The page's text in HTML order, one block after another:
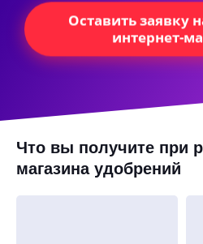
Оставить заявку
интернет-
Что вы получите при
магазина удобрений